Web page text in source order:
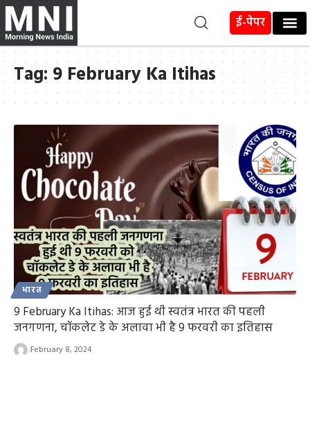
ई-पेपर
Tag: 9 February Ka Itihas
भारत
9 February Ka Itihas: आज हुई थी स्वतंत्र भारत की पहली
जनगणना, चॉकलेट डे के अलावा भी है 9 फरवरी का इतिहास
February 8, 2024